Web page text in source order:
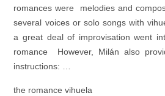
romances were melodies and
several voices or solo songs with
a great deal of improvisation went
romance However, Milán also
instructions: …
the romance vihuela